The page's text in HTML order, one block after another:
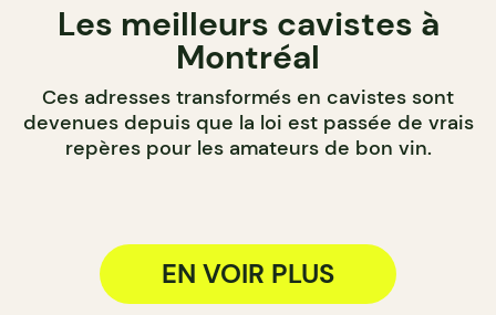
Les meilleurs cavistes à
Montréal
Ces adresses transformés en cavistes sont
devenues depuis que la loi est passée de vrais
repères pour les amateurs de bon vin.
EN VOIR PLUS